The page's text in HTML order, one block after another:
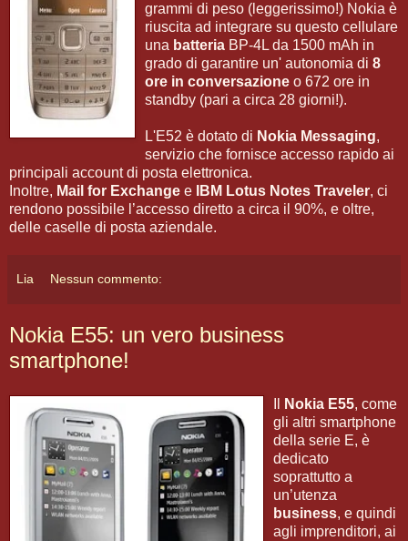
grammi di peso (leggerissimo!) Nokia è
riuscita ad integrare su questo cellulare
una batteria BP-4L da 1500 mAh in
grado di garantire un' autonomia di 8
ore in conversazione o 672 ore in
standby (pari a circa 28 giorni!).
L'E52 è dotato di Nokia Messaging,
servizio che fornisce accesso rapido ai
principali account di posta elettronica.
Inoltre, Mail for Exchange e IBM Lotus Notes Traveler, ci
rendono possibile l’accesso diretto a circa il 90%, e oltre,
delle caselle di posta aziendale.
Lia Nessun commento:
Nokia E55: un vero business
smartphone!
Nokia E55, come
gli altri smartphone
della serie E, è
dedicato
soprattutto a
un’utenza
business, e quindi
agli imprenditori, ai